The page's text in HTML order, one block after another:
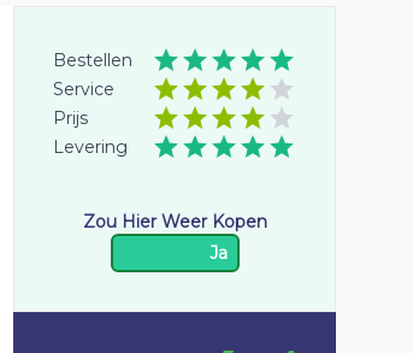
Bestellen
Service
Prijs
Levering
Zou Hier Weer Kopen
Ja